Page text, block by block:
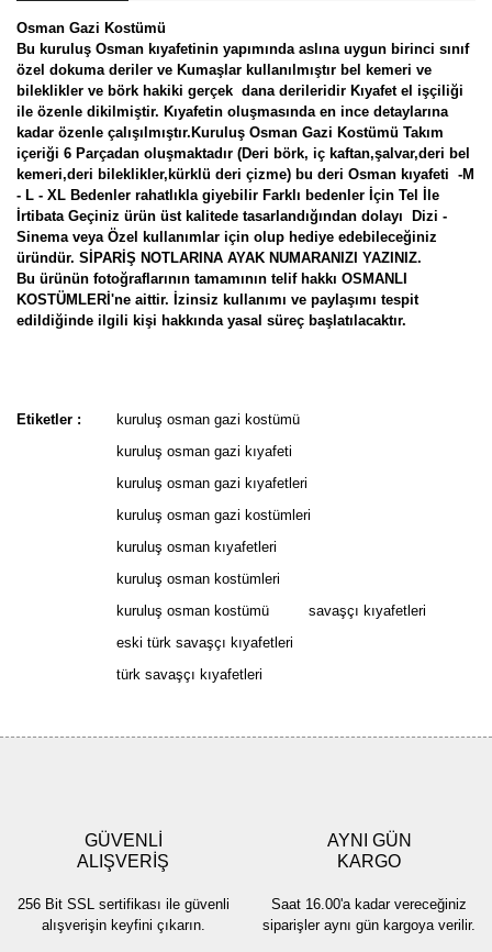
Osman Gazi Kostümü
Bu kuruluş Osman kıyafetinin yapımında aslına uygun birinci sınıf
özel dokuma deriler ve Kumaşlar kullanılmıştır bel kemeri ve
bileklikler ve börk hakiki gerçek dana derileridir Kıyafet el işçiliği
ile özenle dikilmiştir. Kıyafetin oluşmasında en ince detaylarına
kadar özenle çalışılmıştır.Kuruluş Osman Gazi Kostümü Takım
içeriği 6 Parçadan oluşmaktadır (Deri börk, iç kaftan,şalvar,deri bel
kemeri,deri bileklikler,kürklü deri çizme) bu deri Osman kıyafeti -M
- L - XL Bedenler rahatlıkla giyebilir Farklı bedenler İçin Tel İle
İrtibata Geçiniz ürün üst kalitede tasarlandığından dolayı Dizi -
Sinema veya Özel kullanımlar için olup hediye edebileceğiniz
üründür. SİPARİŞ NOTLARINA AYAK NUMARANIZI YAZINIZ.
Bu ürünün fotoğraflarının tamamının telif hakkı OSMANLI
KOSTÜMLERİ'ne aittir. İzinsiz kullanımı ve paylaşımı tespit
edildiğinde ilgili kişi hakkında yasal süreç başlatılacaktır.
Yorum Yaz
tarafımıza iletebilirsiniz.
Ürün resmi kalitesiz, bozuk veya görüntülenemiyor.
Ürün açıklamasında eksik bilgiler bulunuyor.
Ürün bilgilerinde hatalar bulunuyor.
Ürün fiyatı diğer sitelerden daha pahalı.
Bu ürüne benzer farklı alternatifler olmalı.
Etiketler :
kuruluş osman gazi kostümü
kuruluş osman gazi kıyafeti
kuruluş osman gazi kıyafetleri
kuruluş osman gazi kostümleri
kuruluş osman kıyafetleri
kuruluş osman kostümleri
kuruluş osman kostümü
savaşçı kıyafetleri
eski türk savaşçı kıyafetleri
türk savaşçı kıyafetleri
GÜVENLİ
ALIŞVERİŞ
256 Bit SSL sertifikası ile güvenli
alışverişin keyfini çıkarın.
AYNI GÜN
KARGO
Saat 16.00'a kadar vereceğiniz
siparişler aynı gün kargoya verilir.